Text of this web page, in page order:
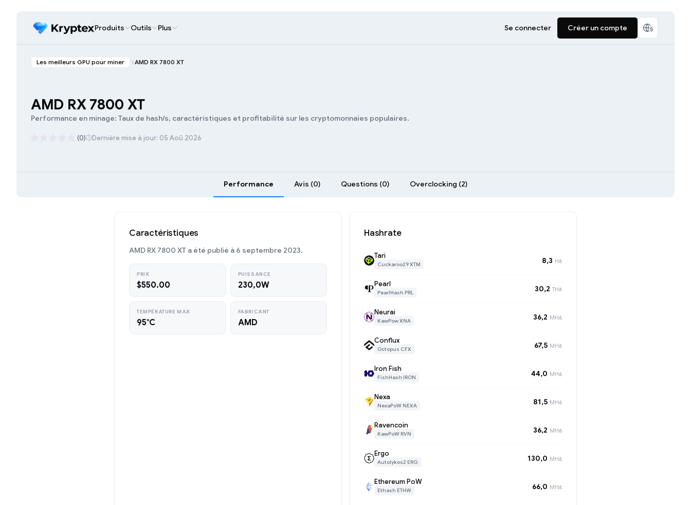
Produits Outils Plus Se connecter Créer un compte
Les meilleurs GPU pour miner AMD RX 7800 XT
AMD RX 7800 XT
Performance en minage: Taux de hash/s, caractéristiques et profitabilité sur les cryptomonnaies populaires.
(0) Dernière mise à jour: 05 Aoû 2026
Performance Avis (0) Questions (0) Overclocking (2)
Caractéristiques
AMD RX 7800 XT a été publié à 6 septembre 2023.
PRIX
$550.00
PUISSANCE
230,0W
TEMPÉRATURE MAX
95°C
FABRICANT
AMD
Hashrate
Tari
Cuckaroo29 XTM 8,3 H/s
Pearl
PearlHash PRL 30,2 TH/s
Neurai
KawPow XNA 36,2 MH/s
Conflux
Octopus CFX 67,5 MH/s
Iron Fish
FishHash IRON 44,0 MH/s
Nexa
NexaPoW NEXA 81,5 MH/s
Ravencoin
KawPoW RVN 36,2 MH/s
Ergo
Autolykos2 ERG 130,0 MH/s
Ethereum PoW
Ethash ETHW 66,0 MH/s